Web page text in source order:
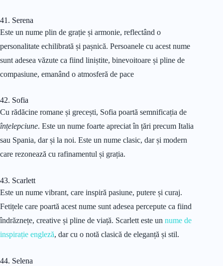
41. Serena
Este un nume plin de grație și armonie, reflectând o
personalitate echilibrată și pașnică. Persoanele cu acest nume
sunt adesea văzute ca fiind liniștite, binevoitoare și pline de
compasiune, emanând o atmosferă de pace
42. Sofia
Cu rădăcine romane și grecești, Sofia poartă semnificația de
înțelepciune. Este un nume foarte apreciat în țări precum Italia
sau Spania, dar și la noi. Este un nume clasic, dar și modern
care rezonează cu rafinamentul și grația.
43. Scarlett
Este un nume vibrant, care inspiră pasiune, putere și curaj.
Fetițele care poartă acest nume sunt adesea percepute ca fiind
îndrăznețe, creative și pline de viață. Scarlett este un nume de
inspirație engleză, dar cu o notă clasică de eleganță și stil.
44. Selena